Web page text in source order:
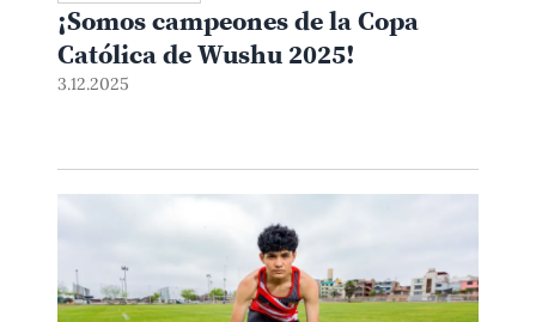
¡Somos campeones de la Copa
Católica de Wushu 2025!
3.12.2025